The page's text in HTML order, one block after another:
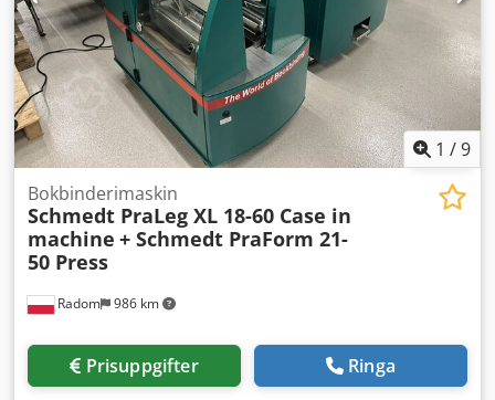
1 /9
Radom 986 km
Bokbinderimaskin
Schmedt PraLeg XL 18-60 Case in
machine + Schmedt PraForm 21-
50 Press
Prisuppgifter Ringa